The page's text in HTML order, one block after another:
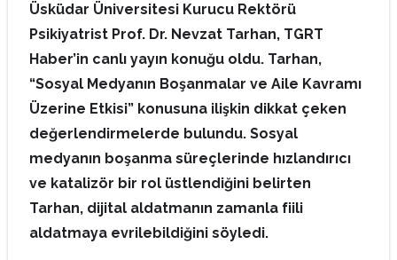
Üsküdar Üniversitesi Kurucu Rektörü
Psikiyatrist Prof. Dr. Nevzat Tarhan, TGRT
Haber’in canlı yayın konuğu oldu. Tarhan,
“Sosyal Medyanın Boşanmalar ve Aile Kavramı
Üzerine Etkisi” konusuna ilişkin dikkat çeken
değerlendirmelerde bulundu. Sosyal
medyanın boşanma süreçlerinde hızlandırıcı
ve katalizör bir rol üstlendiğini belirten
Tarhan, dijital aldatmanın zamanla fiili
aldatmaya evrilebildiğini söyledi.